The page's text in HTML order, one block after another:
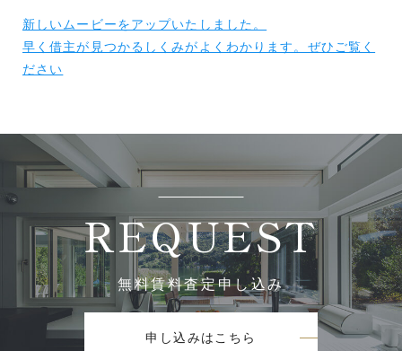
新しいムービーをアップいたしました。
早く借主が見つかるしくみがよくわかります。ぜひご覧く
ださい
無料賃料査定申し込み
REQUEST
申し込みはこちら